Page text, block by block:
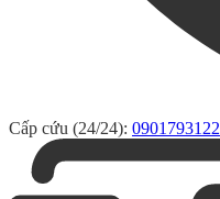
Cấp cứu (24/24): 0901793122